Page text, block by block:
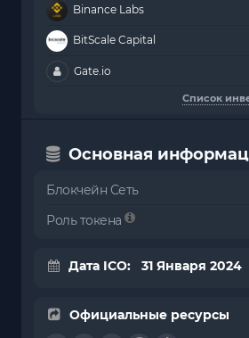
Binance Labs
BitScale Capital
Gate.io
Список
Основная
Блокчейн Сеть
Роль токена
Дата ICO: 31 Января 2024
Официальные ресурсы